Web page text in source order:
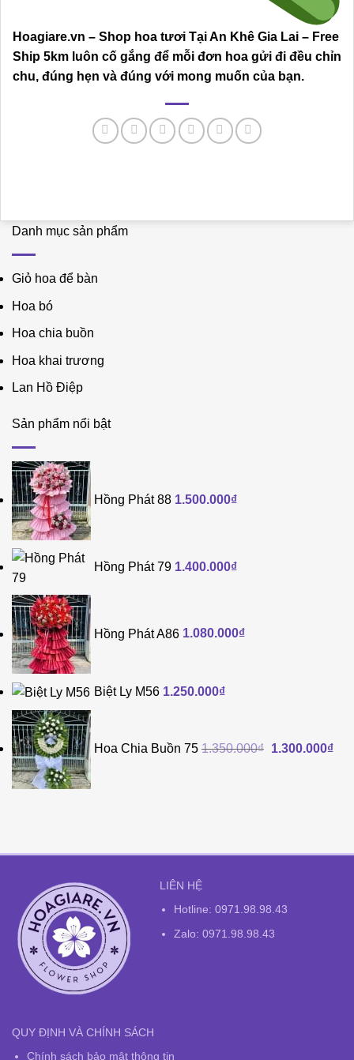
Danh mục sản phẩm
Giỏ hoa để bàn
Hoa bó
Hoa chia buồn
Hoa khai trương
Lan Hồ Điệp
Sản phẩm nổi bật
Hồng Phát 88 1.500.000₫
Hồng Phát 79 1.400.000₫
Hồng Phát A86 1.080.000₫
Biệt Ly M56 1.250.000₫
Hoa Chia Buồn 75 1.350.000₫ 1.300.000₫
Hoagiare.vn – Shop hoa tươi Tại An Khê Gia Lai – Free
Ship 5km luôn cố gắng để mỗi đơn hoa gửi đi đều chỉn
chu, đúng hẹn và đúng với mong muốn của bạn.
LIÊN HỆ
Hotline:0971.98.98.43
Zalo: 0971.98.98.43
QUY ĐỊNH VÀ CHÍNH SÁCH
Chính sách bảo mật thông tin